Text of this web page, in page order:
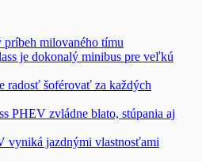
príbeh milovaného tímu
je dokonalý minibus pre veľkú
šoférovať za každých
PHEV zvládne blato, stúpania aj
vyniká jazdnými vlastnosťami